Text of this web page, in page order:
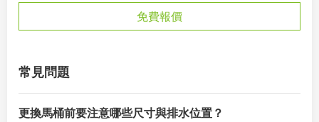
免費報價
常見問題
更換馬桶前要注意哪些尺寸與排水位置？